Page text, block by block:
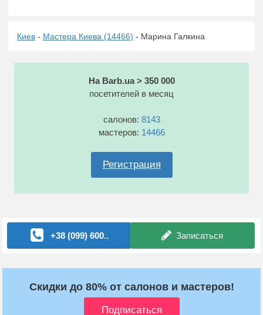
Киев - Мастера Киева (14466) - Марина Галкина
На Barb.ua > 350 000
посетителей в месяц
салонов: 8143
мастеров: 14466
Регистрация
+38 (099) 600.. Записаться
Скидки до 80% от салонов и мастеров!